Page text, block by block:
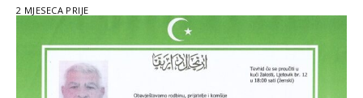
2 MJESECA PRIJE